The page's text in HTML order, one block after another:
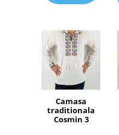
Camasa
traditionala
Cosmin 3